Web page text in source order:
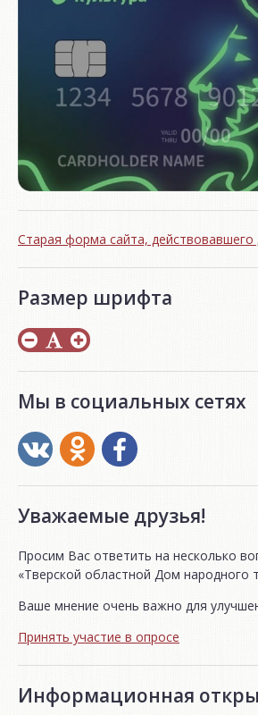
Старая форма сайта, действовавшего
Размер шрифта
Мы в социальных сетях
Уважаемые друзья!
Просим Вас ответить на несколько
«Тверской областной Дом народного
Ваше мнение очень важно для
Принять участие в опросе
Информационная